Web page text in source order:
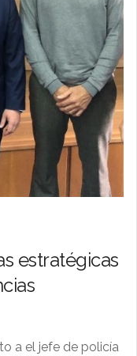
estratégicas
a el jefe de policía